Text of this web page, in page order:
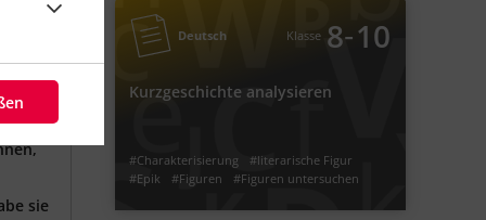
daran
sie
Deutsch Klasse 8‐10
Kurzgeschichte analysieren
#Charakterisierung
#literarische Figur
#Epik
#Figuren
#Figuren untersuchen
#Merkmale Kurzgeschichte
#Sprachanalyse
#literarische Figur
#Epik
#Figuren